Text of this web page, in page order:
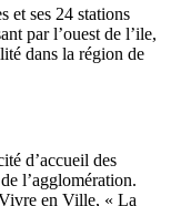
et ses 24 stations
par l’ouest de l’ile,
dans la région de
d’accueil des
l’agglomération.
en Ville, « La